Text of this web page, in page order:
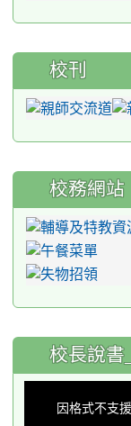
校刊
校務網站
:::
校長說書
因格式不支